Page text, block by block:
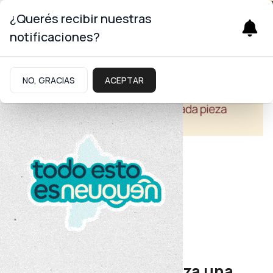
Educación
Teatro gratuito
¿Querés recibir nuestras
notificaciones?
NO, GRACIAS ACEPTAR